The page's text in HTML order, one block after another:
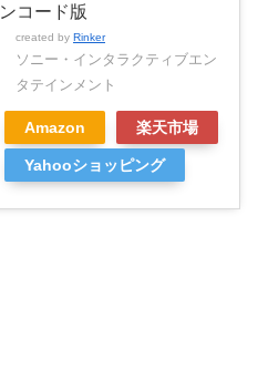
ンコード版
created by Rinker
ソニー・インタラクティブエン
タテインメント
Amazon 楽天市場
Yahooショッピング